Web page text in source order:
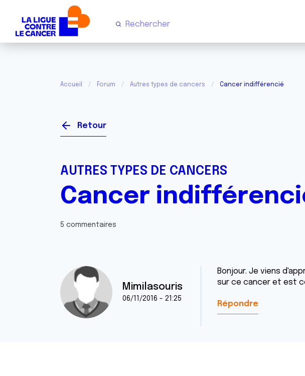
Accueil Forum Autres types de cancers Cancer indifférencié
Retour
AUTRES TYPES DE CANCERS
Cancer
5 commentaires
Mimilasouris
06/11/2016 - 21:25
Bonjour. Je viens
sur ce cancer et est
Répondre